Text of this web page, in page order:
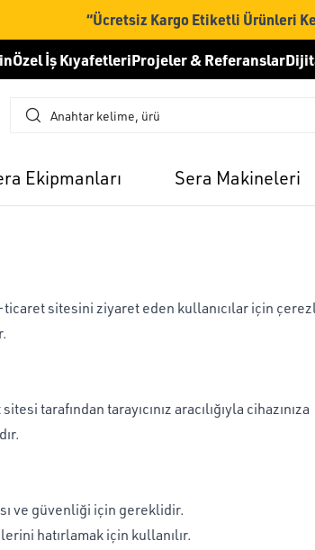
“Ücretsiz Kargo Etiketli Ürünleri
Özel İş KıyafetleriProjeler & Referanslar
Ekipmanları Sera Makineleri
sitesini ziyaret eden kullanıcılar için
tarafından tarayıcınız aracılığıyla cihazınıza
ve güvenliği için gereklidir.
hatırlamak için kullanılır.